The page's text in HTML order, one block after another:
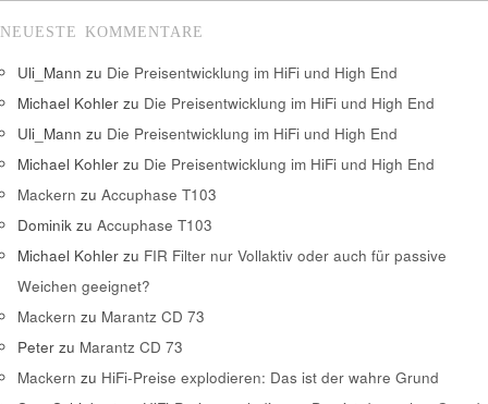
NEUESTE KOMMENTARE
Uli_Mann zu Die Preisentwicklung im HiFi und High End
Michael Kohler zu Die Preisentwicklung im HiFi und High End
Uli_Mann zu Die Preisentwicklung im HiFi und High End
Michael Kohler zu Die Preisentwicklung im HiFi und High End
Mackern zu Accuphase T103
Dominik zu Accuphase T103
Michael Kohler zu FIR Filter nur Vollaktiv oder auch für passive
Weichen geeignet?
Mackern zu Marantz CD 73
Peter zu Marantz CD 73
Mackern zu HiFi-Preise explodieren: Das ist der wahre Grund